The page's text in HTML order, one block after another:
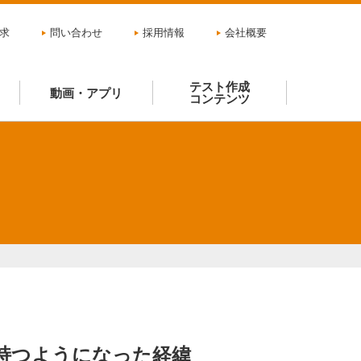
問い合わせ 採用情報 会社概要
動画・アプリ
テスト作成
コンテンツ
ようになった経緯